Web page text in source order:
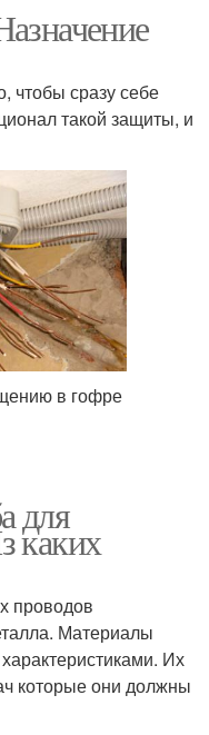
чтобы сразу себе
такой защиты, и
в гофре
для
каких
проводов
Материалы
Их
которые они должны